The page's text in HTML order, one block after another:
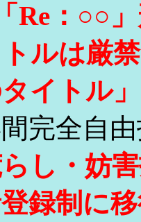
Re：○○
ルは厳
イトル
完全自
し・妨
録制に